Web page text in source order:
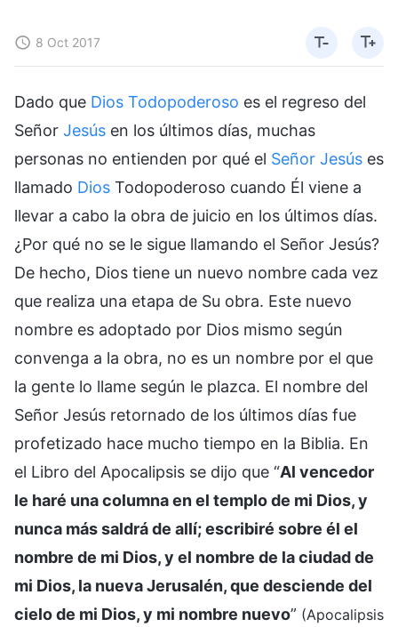
8 Oct 2017
Dado que Dios Todopoderoso es el regreso del
Señor Jesús en los últimos días, muchas
personas no entienden por qué el Señor Jesús es
llamado Dios Todopoderoso cuando Él viene a
llevar a cabo la obra de juicio en los últimos días.
¿Por qué no se le sigue llamando el Señor Jesús?
De hecho, Dios tiene un nuevo nombre cada vez
que realiza una etapa de Su obra. Este nuevo
nombre es adoptado por Dios mismo según
convenga a la obra, no es un nombre por el que
la gente lo llame según le plazca. El nombre del
Señor Jesús retornado de los últimos días fue
profetizado hace mucho tiempo en la Biblia. En
el Libro del Apocalipsis se dijo que “Al vencedor
le haré una columna en el templo de mi Dios, y
nunca más saldrá de allí; escribiré sobre él el
nombre de mi Dios, y el nombre de la ciudad de
mi Dios, la nueva Jerusalén, que desciende del
cielo de mi Dios, y mi nombre nuevo” (Apocalipsis